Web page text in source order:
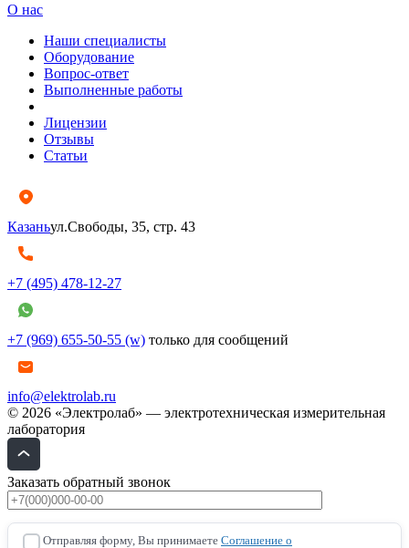
О нас
Наши специалисты
Оборудование
Вопрос-ответ
Выполненные работы
Лицензии
Отзывы
Статьи
Казаньул.Свободы, 35, стр. 43
+7 (495) 478-12-27
+7 (969) 655-50-55 (w) только для сообщений
info@elektrolab.ru
© 2026 «Электролаб» — электротехническая измерительная
лаборатория
Заказать обратный звонок
Отправляя форму, Вы принимаете Соглашение о